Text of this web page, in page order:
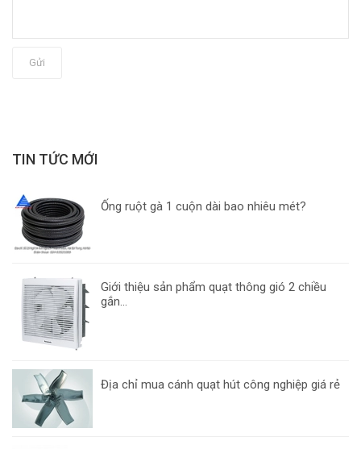
Gửi
TIN TỨC MỚI
Ống ruột gà 1 cuộn dài bao nhiêu mét?
Giới thiệu sản phẩm quạt thông gió 2 chiều
gắn...
Địa chỉ mua cánh quạt hút công nghiệp giá rẻ